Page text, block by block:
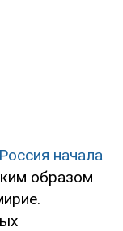
Россия начала
образом